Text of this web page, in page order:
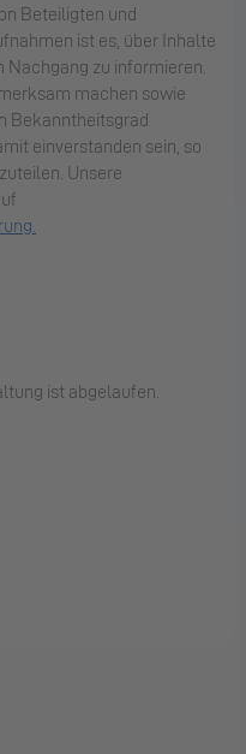
Beteiligten und
ist es, über Inhalte
Nachgang zu informieren.
machen sowie
Bekanntheitsgrad
einverstanden sein, so
Unsere
ist abgelaufen.